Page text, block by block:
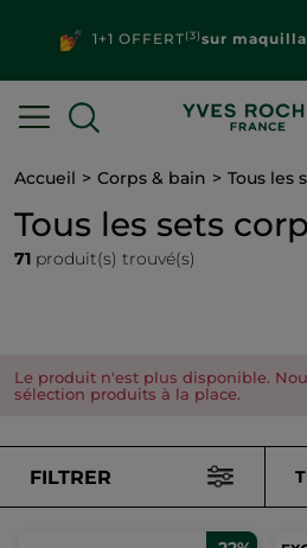
1+1 OFFERT(3)sur
Accueil Corps & bain Tous les
Tous les sets
71 produit(s) trouvé(s)
Le produit n'est plus disponible.
sélection produits à la place.
FILTRER